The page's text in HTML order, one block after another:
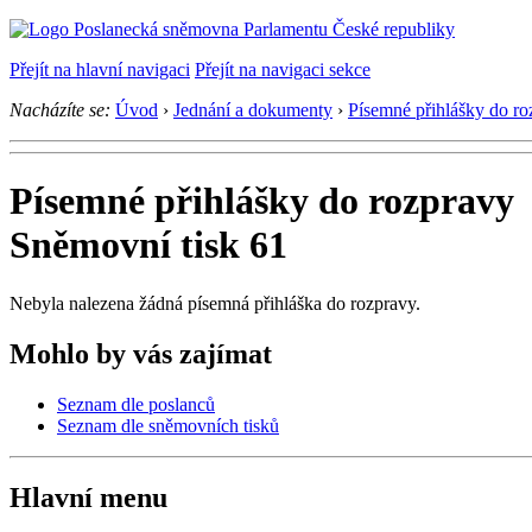
Přejít na hlavní navigaci Přejít na navigaci sekce
Nacházíte se: Úvod › Jednání a dokumenty › Písemné přihlášky do
Písemné přihlášky do rozpravy
Sněmovní tisk 61
Nebyla nalezena žádná písemná přihláška do rozpravy.
Mohlo by vás zajímat
Seznam dle poslanců
Seznam dle sněmovních tisků
Hlavní menu